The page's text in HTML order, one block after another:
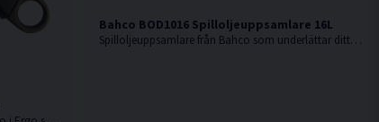
Bahco BOD1016 Spilloljeuppsamlare 16L
Spilloljeuppsamlare från Bahco som underlättar ditt oljebyte genom att minska risken för spill.